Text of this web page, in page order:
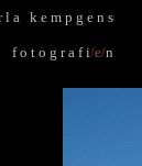
l a k.e m p g e n s
f o t o g r a f i/e/n